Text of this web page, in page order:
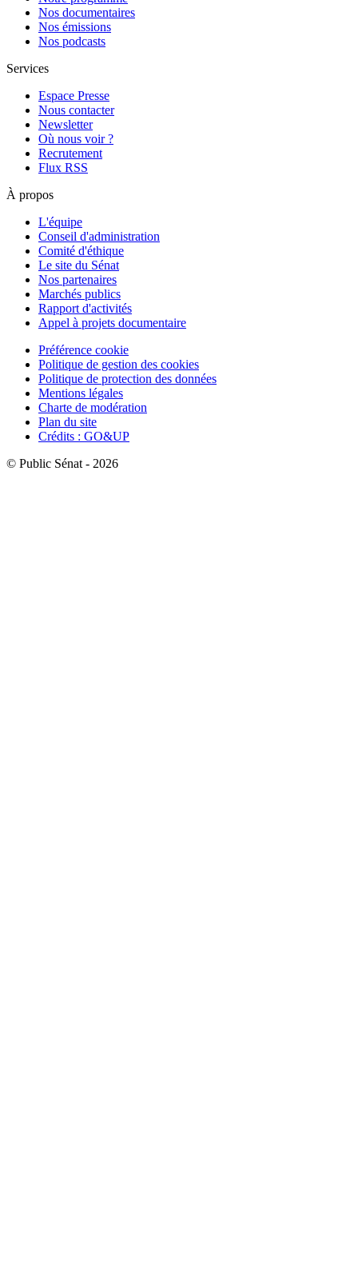
Nos documentaires
Nos émissions
Nos podcasts
Services
Espace Presse
Nous contacter
Newsletter
Où nous voir ?
Recrutement
Flux RSS
À propos
L'équipe
Conseil d'administration
Comité d'éthique
Le site du Sénat
Nos partenaires
Marchés publics
Rapport d'activités
Appel à projets documentaire
Préférence cookie
Politique de gestion des cookies
Politique de protection des données
Mentions légales
Charte de modération
Plan du site
Crédits : GO&UP
© Public Sénat - 2026